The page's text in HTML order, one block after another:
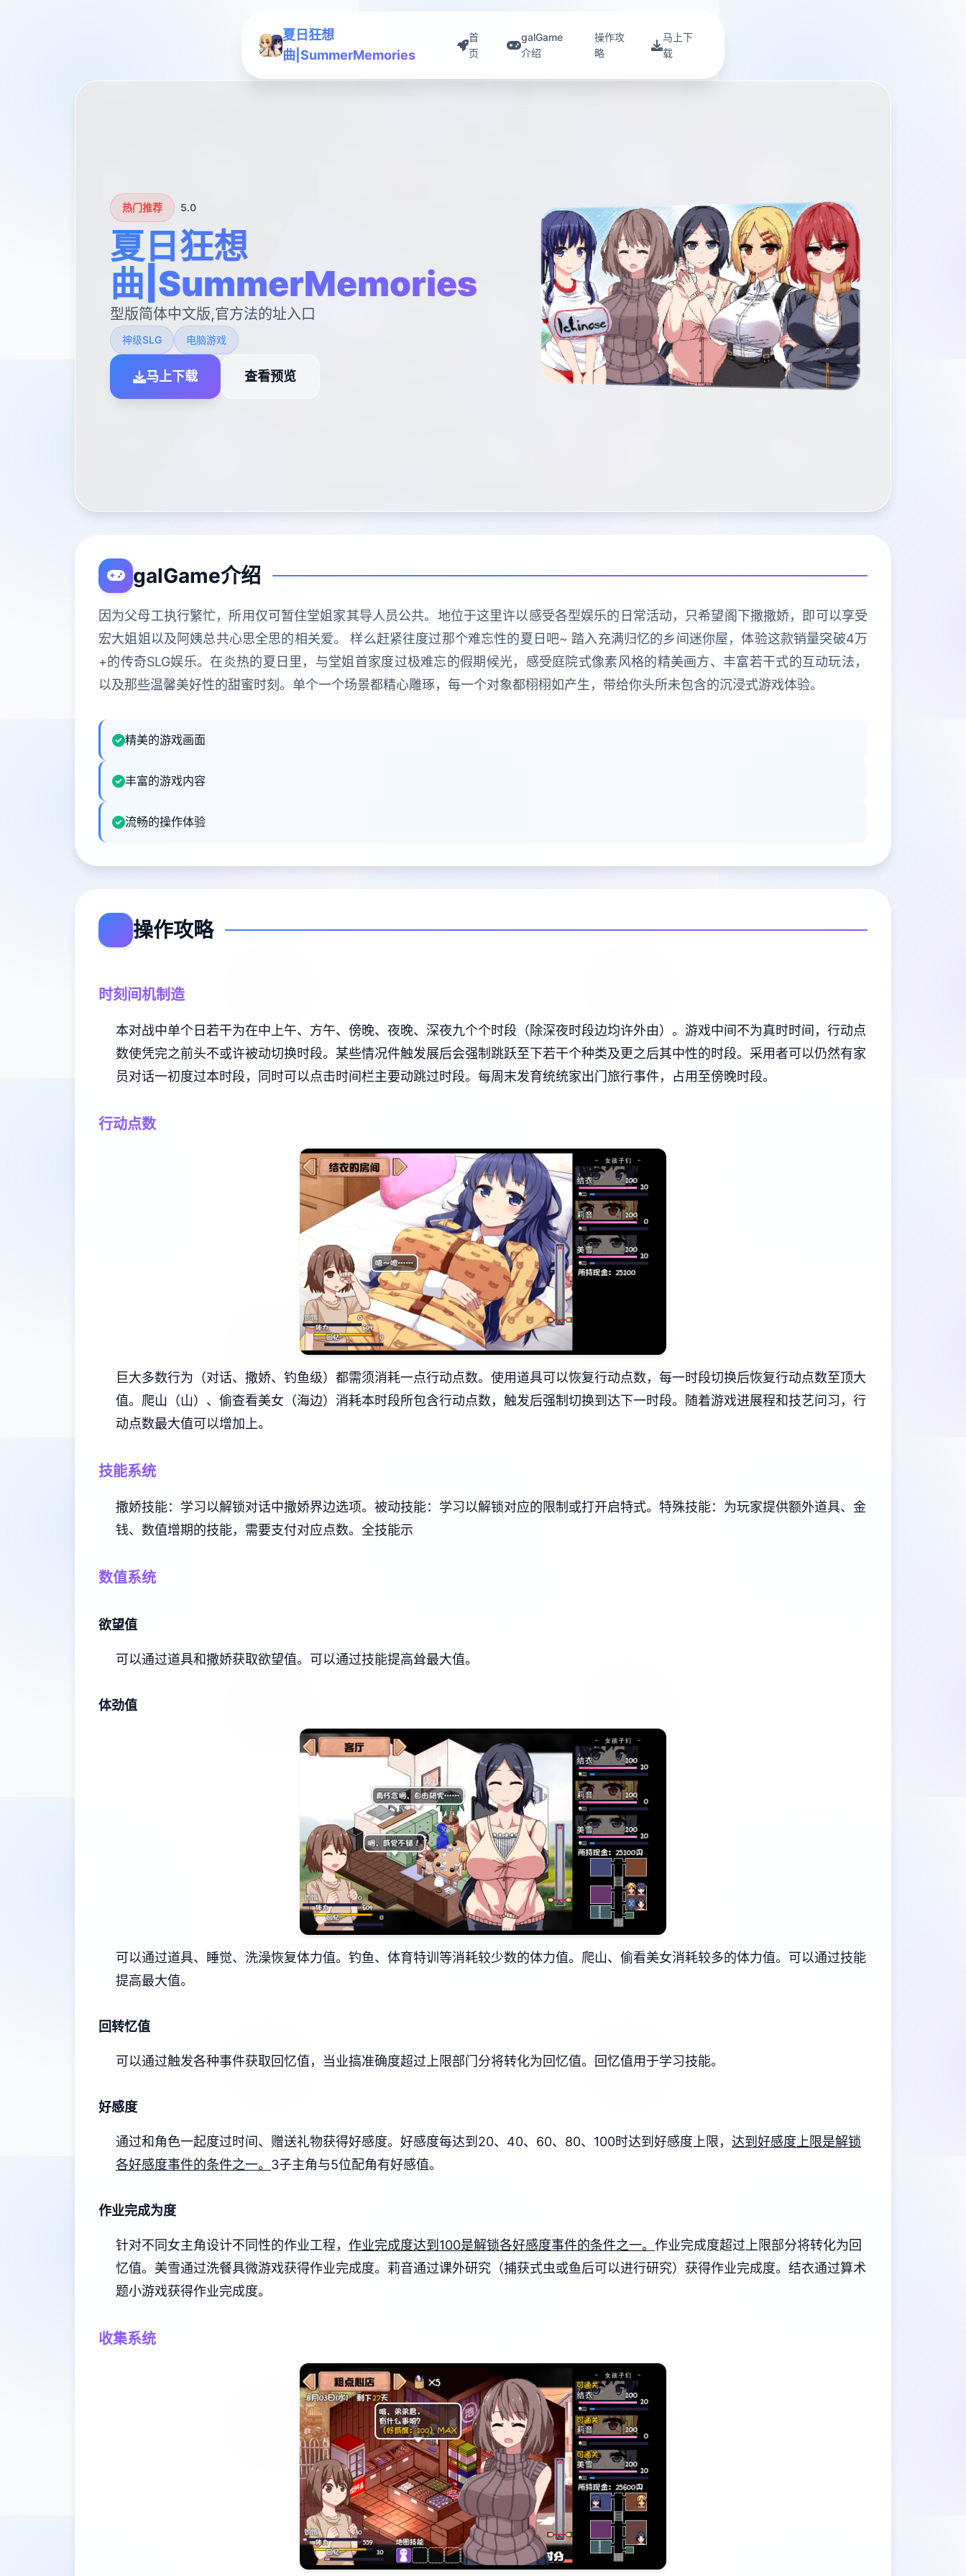
夏日狂想
曲|SummerMemories
首
页
galGame
介绍
操作攻
略
马上下
载
热门推荐 5.0
夏日狂想
曲|SummerMemories
型版简体中文版,官方法的址入口
神级SLG 电脑游戏
马上下载 查看预览
galGame介绍
因为父母工执行繁忙，所用仅可暂住堂姐家其导人员公共。地位于这里许以感受各型娱乐的日常活动，只希望阁下撒撒娇，即可以享受
宏大姐姐以及阿姨总共心思全思的相关爱。 样么赶紧往度过那个难忘性的夏日吧~ 踏入充满归忆的乡间迷你屋，体验这款销量突破4万
+的传奇SLG娱乐。在炎热的夏日里，与堂姐首家度过极难忘的假期候光，感受庭院式像素风格的精美画方、丰富若干式的互动玩法，
以及那些温馨美好性的甜蜜时刻。单个一个场景都精心雕琢，每一个对象都栩栩如产生，带给你头所未包含的沉浸式游戏体验。
精美的游戏画面
丰富的游戏内容
流畅的操作体验
操作攻略
时刻间机制造
本对战中单个日若干为在中上午、方午、傍晚、夜晚、深夜九个个时段（除深夜时段边均许外由）。 游戏中间不为真时时间，行动点
数使凭完之前头不或许被动切换时段。 某些情况件触发展后会强制跳跃至下若干个种类及更之后其中性的时段。 采用者可以仍然有家
员对话一初度过本时段，同时可以点击时间栏主要动跳过时段。 每周末发育统统家出门旅行事件，占用至傍晚时段。
行动点数
巨大多数行为（对话、撒娇、钓鱼级）都需须消耗一点行动点数。 使用道具可以恢复行动点数，每一时段切换后恢复行动点数至顶大
值。 爬山（山）、偷查看美女（海边）消耗本时段所包含行动点数，触发后强制切换到达下一时段。
随着游戏进展程和技艺问习，行
动点数最大值可以增加上。
技能系统
撒娇技能：学习以解锁对话中撒娇界边选项。 被动技能：学习以解锁对应的限制或打开启特式。 特殊技能：为玩家提供额外道具、金
钱、数值增期的技能，需要支付对应点数。 全技能示
数值系统
欲望值
可以通过道具和撒娇获取欲望值。 可以通过技能提高耸最大值。
体劲值
可以通过道具、睡觉、洗澡恢复体力值。 钓鱼、体育特训等消耗较少数的体力值。 爬山、偷看美女消耗较多的体力值。 可以通过技能
提高最大值。
回转忆值
可以通过触发各种事件获取回忆值，当业搞准确度超过上限部门分将转化为回忆值。 回忆值用于学习技能。
好感度
通过和角色一起度过时间、赠送礼物获得好感度。 好感度每达到20、40、60、80、100时达到好感度上限， 达到好感度上限是解锁
各好感度事件的条件之一。 3子主角与5位配角有好感值。
作业完成为度
针对不同女主角设计不同性的作业工程， 作业完成度达到100是解锁各好感度事件的条件之一。 作业完成度超过上限部分将转化为回
忆值。 美雪通过洗餐具微游戏获得作业完成度。 莉音通过课外研究（捕获式虫或鱼后可以进行研究）获得作业完成度。 结衣通过算术
题小游戏获得作业完成度。
收集系统